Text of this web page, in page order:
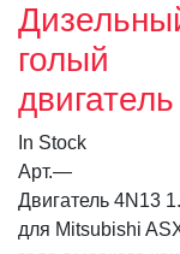
голый
In Stock
Арт.—
Двигатель 4N13
для Mitsubishi